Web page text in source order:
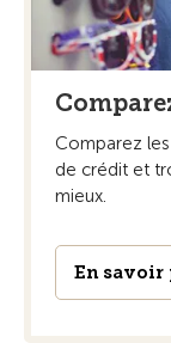
Comparez
de crédit et
mieux.
En savoir